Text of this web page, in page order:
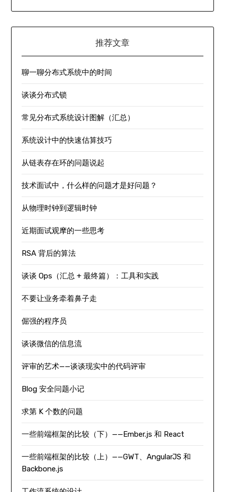
推荐文章
聊一聊分布式系统中的时间
谈谈分布式锁
常见分布式系统设计图解（汇总）
系统设计中的快速估算技巧
从链表存在环的问题说起
技术面试中，什么样的问题才是好问题？
从物理时钟到逻辑时钟
近期面试观摩的一些思考
RSA 背后的算法
谈谈 Ops（汇总 + 最终篇）：工具和实践
不要让业务牵着鼻子走
倔强的程序员
谈谈微信的信息流
评审的艺术——谈谈现实中的代码评审
Blog 安全问题小记
求第 K 个数的问题
一些前端框架的比较（下）——Ember.js 和 React
一些前端框架的比较（上）——GWT、AngularJS 和
Backbone.js